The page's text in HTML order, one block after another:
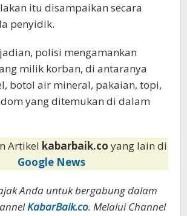
itu disampaikan secara
penyidik.
polisi mengamankan
milik korban, di antaranya
botol air mineral, pakaian, topi,
yang ditemukan di dalam
Artikel kabarbaik.co yang lain di
Google News
Anda untuk bergabung dalam
KabarBaik.co. Melalui Channel